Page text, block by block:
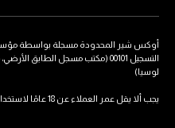
التسجيل 00101 (مكتب مسجل الطابق
لوسيا)
يجب ألا يقل عمر العملاء عن 18 عامًا لاستخدام خدمات OXShare.